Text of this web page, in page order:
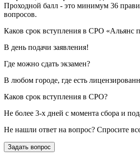
Проходной балл - это минимум 36
вопросов.
Каков срок вступления в СРО «Альянс
В день подачи заявления!
Где можно сдать экзамен?
В любом городе, где есть
Каков срок вступления в СРО?
Не более 3-х дней с момента сбора и
Не нашли ответ на вопрос? Спросите
Задать вопрос